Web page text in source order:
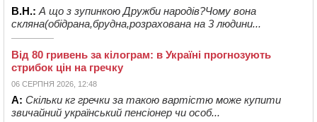
В.Н.: А що з зупинкою Дружби народів?Чому вона
скляна(обідрана,брудна,розрахована на 3 людини...
Від 80 гривень за кілограм: в Україні прогнозують
стрибок цін на гречку
06 СЕРПНЯ 2026, 12:48
А: Скільки кг гречки за такою вартістю може купити
звичайний український пенсіонер чи особ...